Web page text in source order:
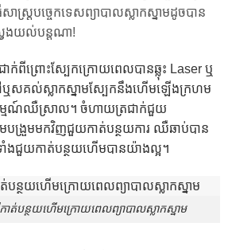
ស្រ្តបច្ចេកទេសព្យាបាលស្លាកស្នាមដូចបាន
ែងយល់បន្តណា!
ាក់ពីព្រោះស្បែកក្រោយពេលបានឆ្លុះ Laser ឬ
ៅឬសគល់ស្លាកស្នាមស្បែកនឹងហើមឡើងក្រហម
រម្មណ៍ឈឺស្រាល។ ចំហាយត្រជាក់ជួយ
រួមមកវិញជួយកាត់បន្ថយការ ឈឺឆាប់បាន
ាំងជួយកាត់បន្ថយហើមបានយ៉ាងល្អ។
ាត់បន្ថយហើមក្រោយពេលព្យាបាលស្លាកស្នាម